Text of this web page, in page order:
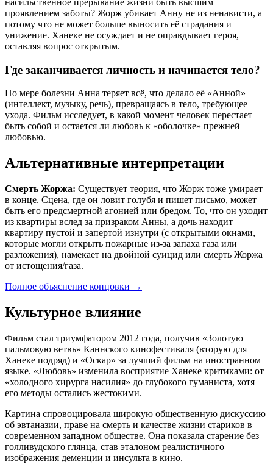
насильственное прерывание жизни быть высшим
проявлением заботы? Жорж убивает Анну не из ненависти, а
потому что не может больше выносить её страдания и
унижение. Ханеке не осуждает и не оправдывает героя,
оставляя вопрос открытым.
Где заканчивается личность и начинается тело?
По мере болезни Анна теряет всё, что делало её «Анной»
(интеллект, музыку, речь), превращаясь в тело, требующее
ухода. Фильм исследует, в какой момент человек перестает
быть собой и остается ли любовь к «оболочке» прежней
любовью.
Альтернативные интерпретации
Смерть Жоржа: Существует теория, что Жорж тоже умирает
в конце. Сцена, где он ловит голубя и пишет письмо, может
быть его предсмертной агонией или бредом. То, что он уходит
из квартиры вслед за призраком Анны, а дочь находит
квартиру пустой и запертой изнутри (с открытыми окнами,
которые могли открыть пожарные из-за запаха газа или
разложения), намекает на двойной суицид или смерть Жоржа
от истощения/газа.
Полное объяснение концовки →
Культурное влияние
Фильм стал триумфатором 2012 года, получив «Золотую
пальмовую ветвь» Каннского кинофестиваля (вторую для
Ханеке подряд) и «Оскар» за лучший фильм на иностранном
языке. «Любовь» изменила восприятие Ханеке критиками: от
«холодного хирурга насилия» до глубокого гуманиста, хотя
его методы остались жестокими.
Картина спровоцировала широкую общественную дискуссию
об эвтаназии, праве на смерть и качестве жизни стариков в
современном западном обществе. Она показала старение без
голливудского глянца, став эталоном реалистичного
изображения деменции и инсульта в кино.